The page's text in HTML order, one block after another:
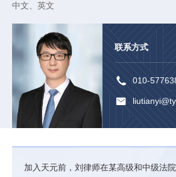
中文、英文
联系方式
010-
加入天元前，刘律师在某高级和中级法